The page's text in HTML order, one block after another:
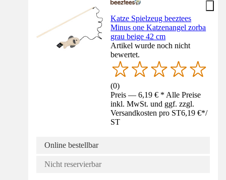
Katze Spielzeug beeztees
Minus one Katzenangel zorba
grau beige 42 cm
Artikel wurde noch nicht
bewertet.
(0)
Preis — 6,19 € * Alle Preise
inkl. MwSt. und ggf. zzgl.
Versandkosten pro ST6,19 €*/
ST
Online bestellbar
Nicht reservierbar